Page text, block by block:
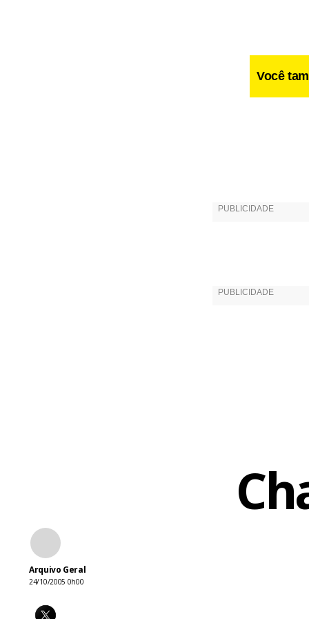
Com
conhecer
a
cartuns
Você
Arquivo Geral
24/10/2005 0h00